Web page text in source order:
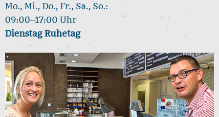
Mo., Mi., Do., Fr., Sa., So.:
09:00–17:00 Uhr
Dienstag Ruhetag